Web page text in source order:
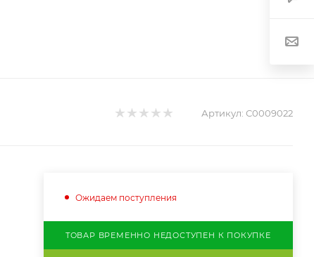
Артикул: С0009022
Ожидаем поступления
ТОВАР ВРЕМЕННО НЕДОСТУПЕН К ПОКУПКЕ